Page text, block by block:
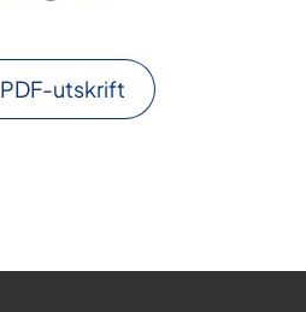
PDF-utskrift